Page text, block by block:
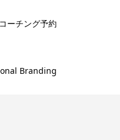
コーチング予約
Branding